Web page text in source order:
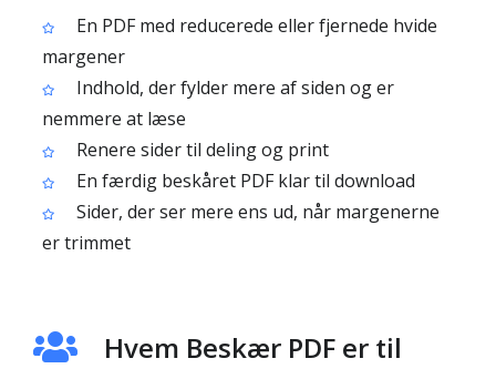
En PDF med reducerede eller fjernede hvide
margener
Indhold, der fylder mere af siden og er
nemmere at læse
Renere sider til deling og print
En færdig beskåret PDF klar til download
Sider, der ser mere ens ud, når margenerne
er trimmet
Hvem Beskær PDF er til